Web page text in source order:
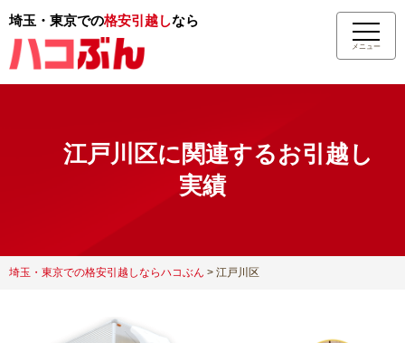
埼玉・東京での格安引越しなら
メニュー
江戸川区に関連するお引越し
実績
埼玉・東京での格安引越しならハコぶん > 江戸川区